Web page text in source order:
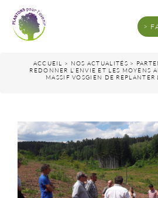
ACCUEIL > NOS ACTUALITÉS >
REDONNER L’ENVIE ET LES MOYENS
MASSIF VOSGIEN DE REPLANTER